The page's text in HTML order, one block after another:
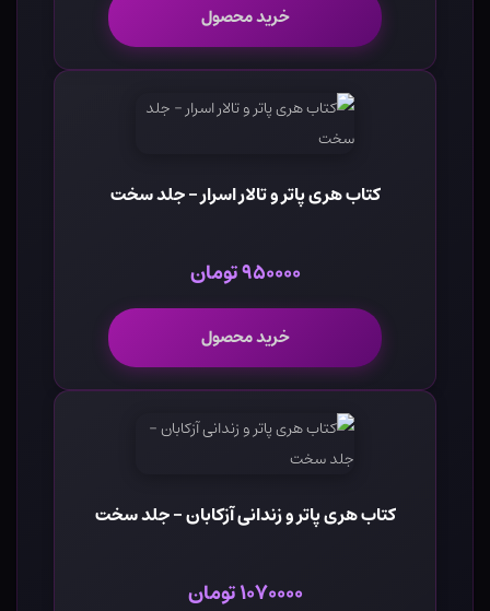
خرید محصول
کتاب هری پاتر و تالار اسرار - جلد سخت
۹۵۰۰۰۰ تومان
خرید محصول
کتاب هری پاتر و زندانی آزکابان - جلد سخت
۱۰۷۰۰۰۰ تومان